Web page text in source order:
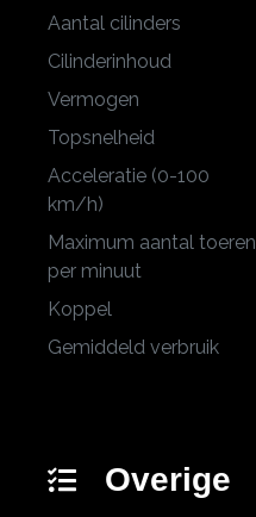
Aantal cilinders
Cilinderinhoud
Vermogen
Topsnelheid
Acceleratie (0-100
km/h)
Maximum aantal toeren
per minuut
Koppel
Gemiddeld verbruik
Overige